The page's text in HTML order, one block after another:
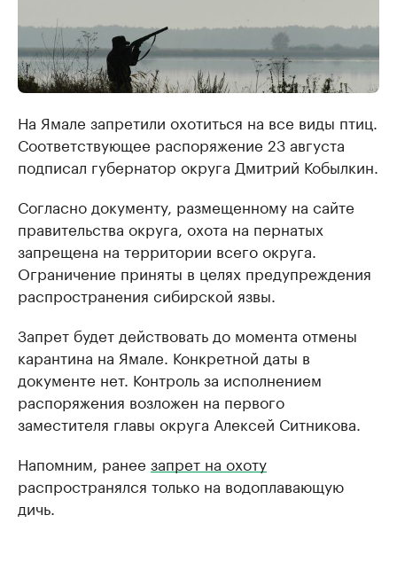
На Ямале запретили охотиться на все виды птиц.
Соответствующее распоряжение 23 августа
подписал губернатор округа Дмитрий Кобылкин.
Согласно документу, размещенному на сайте
правительства округа, охота на пернатых
запрещена на территории всего округа.
Ограничение приняты в целях предупреждения
распространения сибирской язвы.
Запрет будет действовать до момента отмены
карантина на Ямале. Конкретной даты в
документе нет. Контроль за исполнением
распоряжения возложен на первого
заместителя главы округа Алексей Ситникова.
Напомним, ранее запрет на охоту
распространялся только на водоплавающую
дичь.